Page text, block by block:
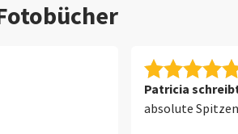
Patricia
absolute